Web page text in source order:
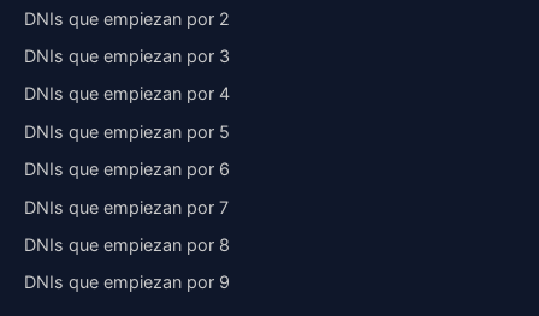
DNIs que empiezan por 2
DNIs que empiezan por 3
DNIs que empiezan por 4
DNIs que empiezan por 5
DNIs que empiezan por 6
DNIs que empiezan por 7
DNIs que empiezan por 8
DNIs que empiezan por 9